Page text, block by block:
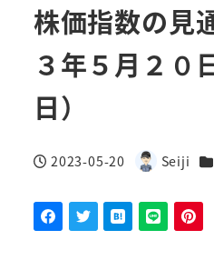
株価指数の見
３年５月２０
日）
投稿日
2023-05-20
著
Seiji カ